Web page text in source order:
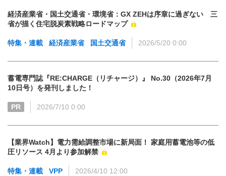
経済産業省・国土交通省・環境省：GX ZEHは序章に過ぎない 三
省が描く住宅脱炭素戦略ロードマップ
特集・連載 経済産業省 国土交通省 2026/5/20 0:00
蓄電専門誌『RE:CHARGE（リチャージ）』 No.30（2026年7月
10日号）を発刊しました！
PR 2026/7/10 0:00
【業界Watch】電力需給調整市場に新局面！ 家庭用蓄電池等の低
圧リソース 4月より参加解禁
特集・連載 VPP 2026/4/10 12:00